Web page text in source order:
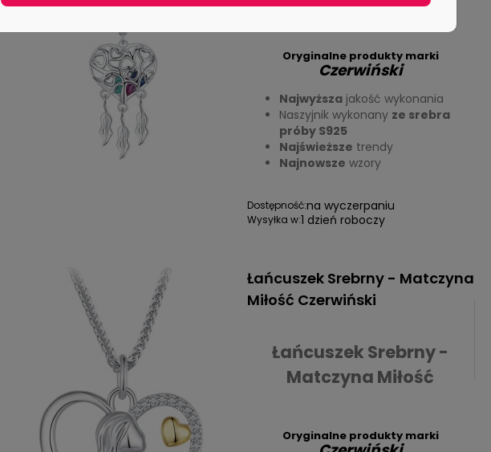
Oryginalne produkty marki
Czerwiński
Najwyższajakość wykonania
Naszyjnik wykonany ze srebra
próby S925
Najświeższe trendy
Najnowsze wzory
Dostępność:na wyczerpaniu
Wysyłka w:1 dzień roboczy
Łańcuszek Srebrny - Matczyna
Miłość Czerwiński
Łańcuszek Srebrny -
Matczyna Miłość
Oryginalne produkty marki